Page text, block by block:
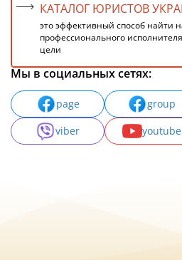
КАТАЛОГ ЮРИСТОВ
это эффективный способ найти
профессионального
цели
Мы в социальных сетях:
page group
viber
youtube